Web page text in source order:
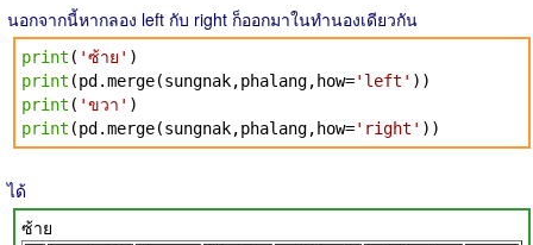
นอกจากนี้หากลอง left กับ right ก็ออกมาในทำนองเดียวกัน
print ( 'ซ้าย' )
print (pd.merge(sungnak,phalang,how='left' ))
print ( 'ขวา' )
print (pd.merge(sungnak,phalang,how='right' ))
ได้
ซ้าย